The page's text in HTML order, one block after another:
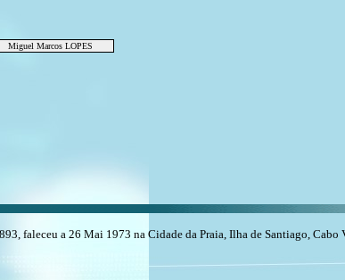
Miguel Marcos LOPES
faleceu a 26 Mai 1973 na Cidade da Praia, Ilha de Santiago, Cabo